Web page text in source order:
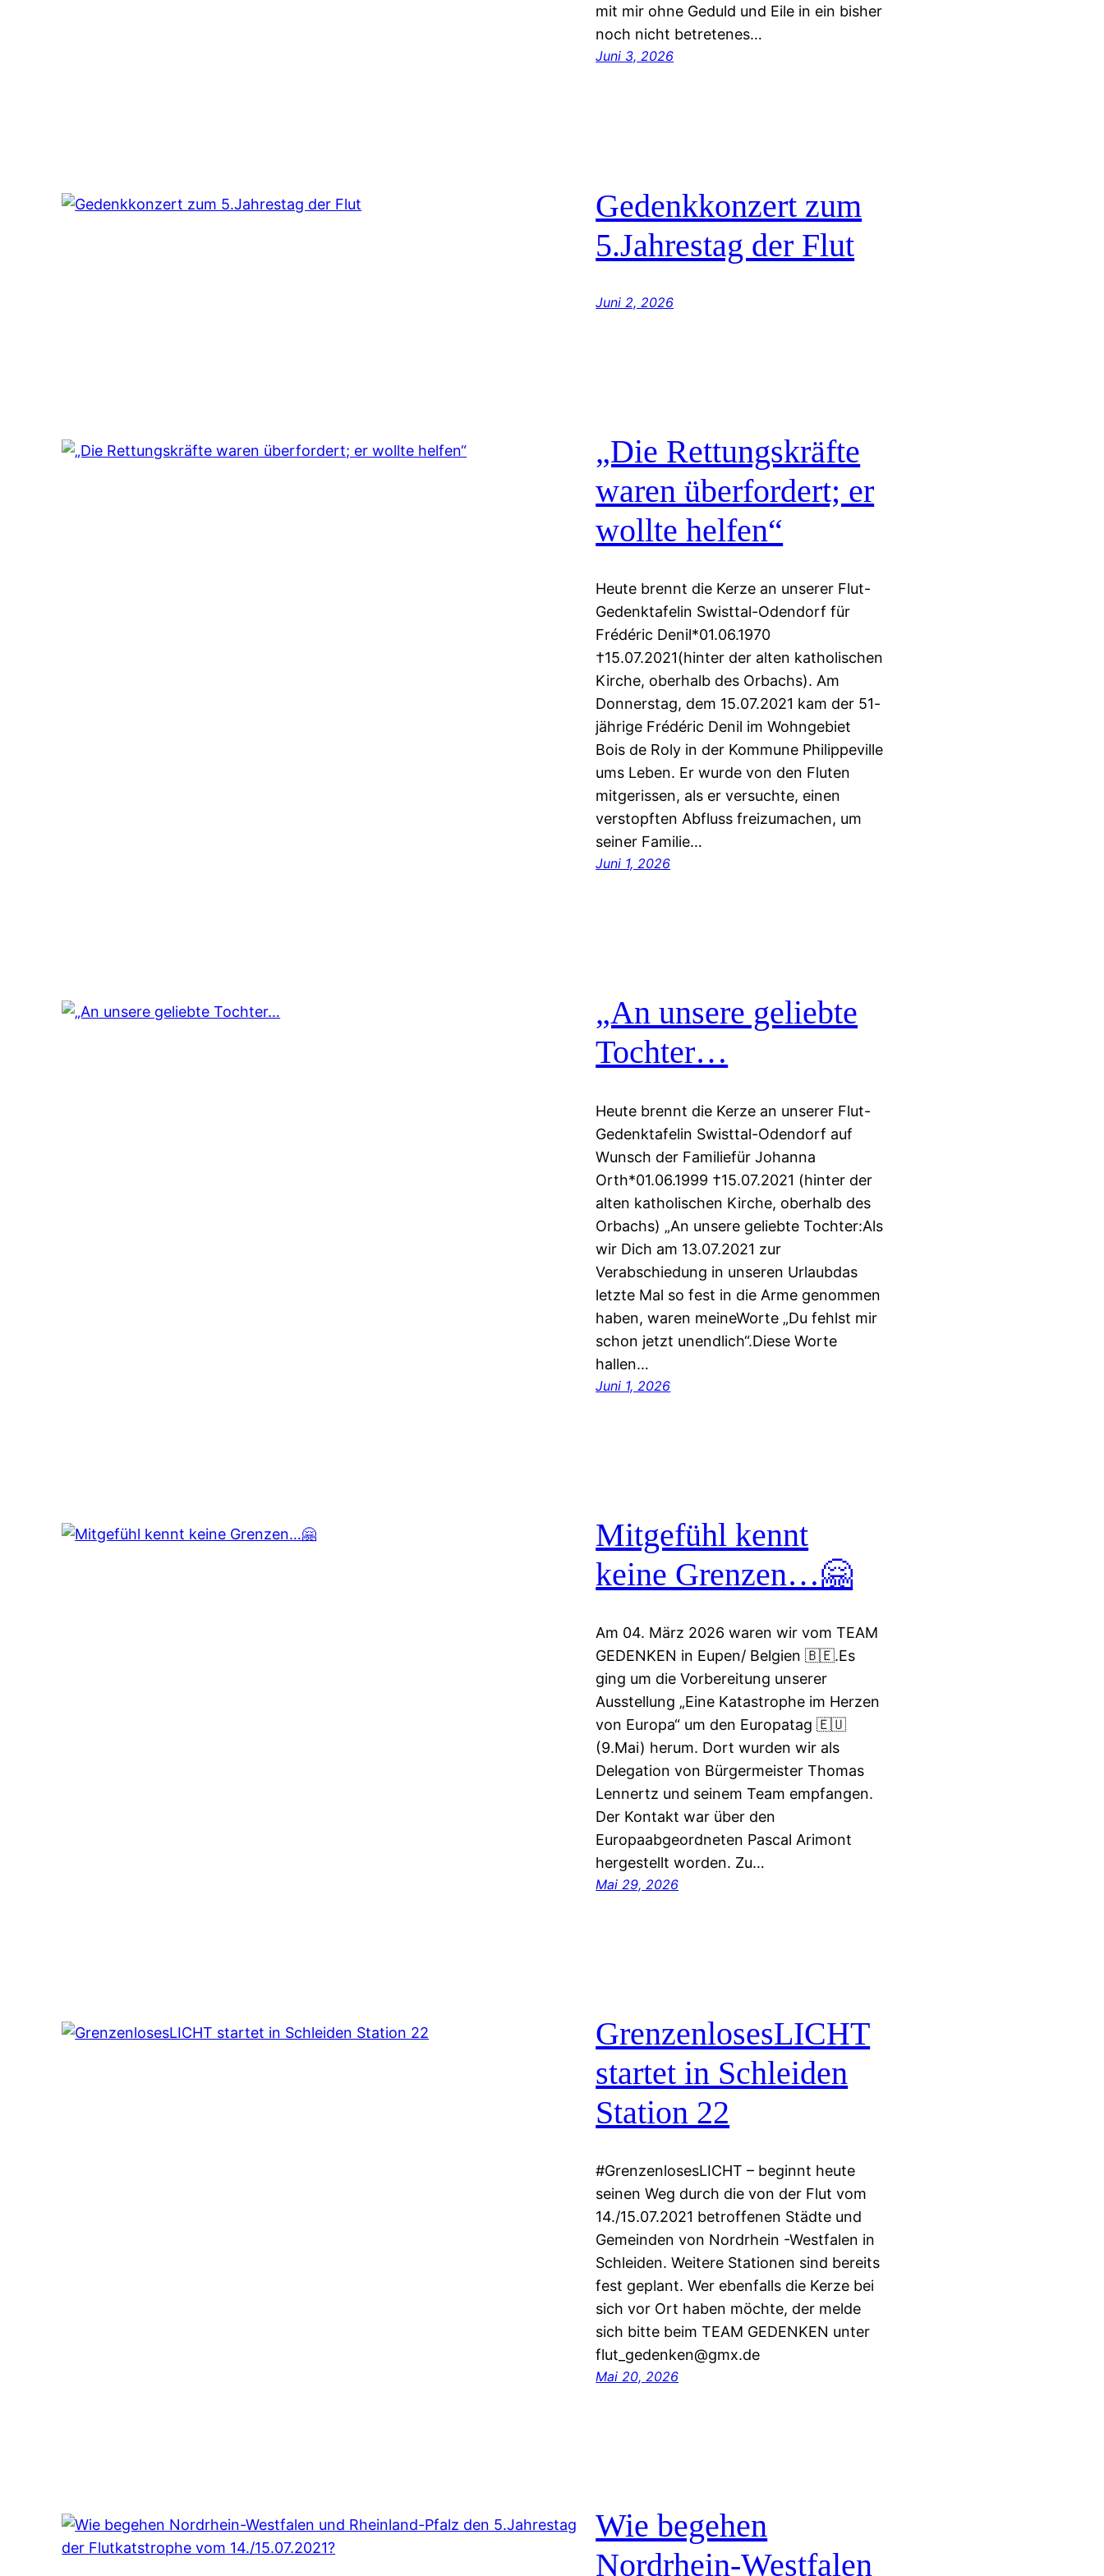
mit mir ohne Geduld und Eile in ein bisher
noch nicht betretenes…
Juni 3, 2026
Gedenkkonzert zum
5.Jahrestag der Flut
Juni 2, 2026
„Die Rettungskräfte
waren überfordert; er
wollte helfen“
Heute brennt die Kerze an unserer Flut-
Gedenktafelin Swisttal-Odendorf für
Frédéric Denil*01.06.1970
†15.07.2021(hinter der alten katholischen
Kirche, oberhalb des Orbachs). Am
Donnerstag, dem 15.07.2021 kam der 51-
jährige Frédéric Denil im Wohngebiet
Bois de Roly in der Kommune Philippeville
ums Leben. Er wurde von den Fluten
mitgerissen, als er versuchte, einen
verstopften Abfluss freizumachen, um
seiner Familie…
Juni 1, 2026
„An unsere geliebte
Tochter…
Heute brennt die Kerze an unserer Flut-
Gedenktafelin Swisttal-Odendorf auf
Wunsch der Familiefür Johanna
Orth*01.06.1999 †15.07.2021 (hinter der
alten katholischen Kirche, oberhalb des
Orbachs) „An unsere geliebte Tochter:Als
wir Dich am 13.07.2021 zur
Verabschiedung in unseren Urlaubdas
letzte Mal so fest in die Arme genommen
haben, waren meineWorte „Du fehlst mir
schon jetzt unendlich“.Diese Worte
hallen…
Juni 1, 2026
Mitgefühl kennt
keine Grenzen…🤗
Am 04. März 2026 waren wir vom TEAM
GEDENKEN in Eupen/ Belgien 🇧🇪.Es
ging um die Vorbereitung unserer
Ausstellung „Eine Katastrophe im Herzen
von Europa“ um den Europatag 🇪🇺
(9.Mai) herum. Dort wurden wir als
Delegation von Bürgermeister Thomas
Lennertz und seinem Team empfangen.
Der Kontakt war über den
Europaabgeordneten Pascal Arimont
hergestellt worden. Zu…
Mai 29, 2026
GrenzenlosesLICHT
startet in Schleiden
Station 22
#GrenzenlosesLICHT – beginnt heute
seinen Weg durch die von der Flut vom
14./15.07.2021 betroffenen Städte und
Gemeinden von Nordrhein -Westfalen in
Schleiden. Weitere Stationen sind bereits
fest geplant. Wer ebenfalls die Kerze bei
sich vor Ort haben möchte, der melde
sich bitte beim TEAM GEDENKEN unter
flut_gedenken@gmx.de
Mai 20, 2026
Wie begehen
Nordrhein-Westfalen